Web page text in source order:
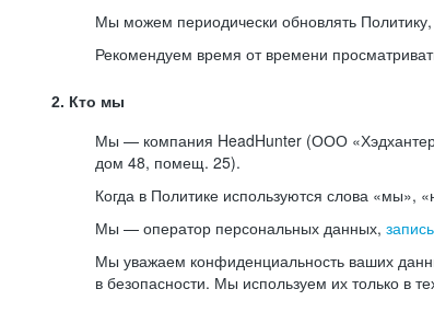
Мы можем периодически обновлять
Рекомендуем время от времени
2. Кто мы
Мы — компания HeadHunter (ООО
дом 48, помещ. 25).
Когда в Политике используются слова
Мы — оператор персональных данных,
Мы уважаем конфиденциальность ваших
в безопасности. Мы используем их только в